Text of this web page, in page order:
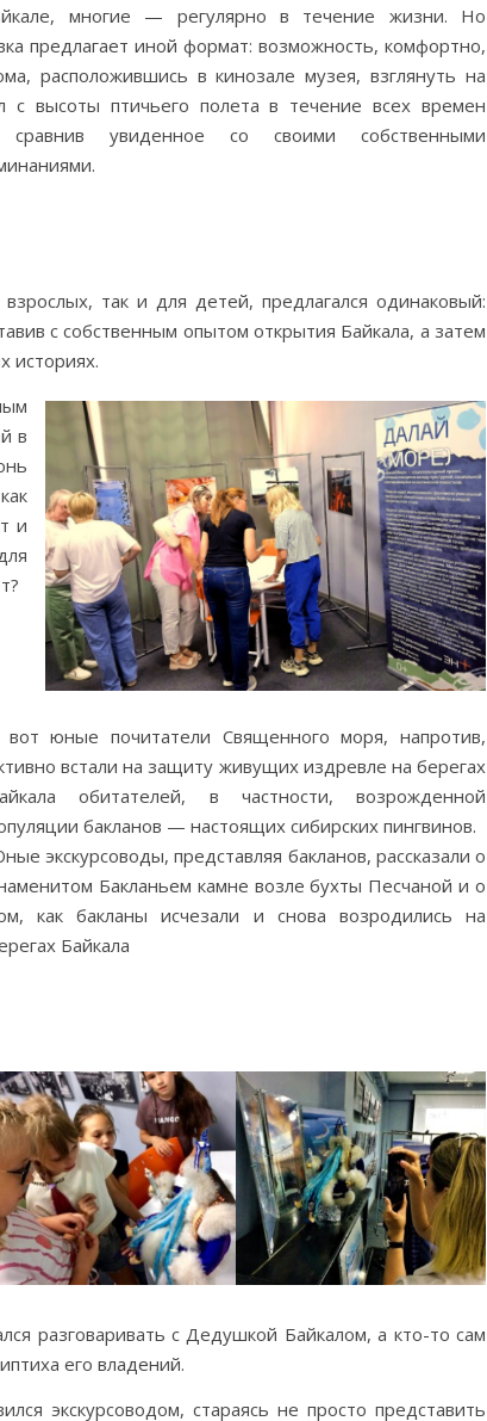
многие — регулярно в течение жизни. Но
предлагает иной формат: возможность, комфортно,
расположившись в кинозале музея, взглянуть на
с высоты птичьего полета в течение всех времен
сравнив увиденное со своими собственными
так и для детей, предлагался одинаковый:
с собственным опытом открытия Байкала, а затем
историях.
в
и
юные почитатели Священного моря, напротив,
встали на защиту живущих издревле на берегах
обитателей, в частности, возрожденной
бакланов — настоящих сибирских пингвинов.
экскурсоводы, представляя бакланов, рассказали о
Бакланьем камне возле бухты Песчаной и о
как бакланы исчезали и снова возродились на
Байкала
разговаривать с Дедушкой Байкалом, а кто-то сам
его владений.
экскурсоводом, стараясь не просто представить